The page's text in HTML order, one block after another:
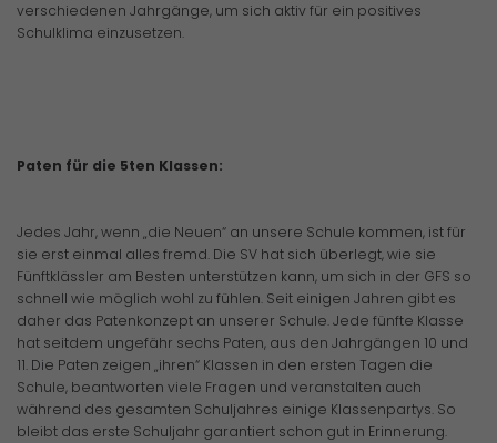
verschiedenen Jahrgänge, um sich aktiv für ein positives
Schulklima einzusetzen.
Paten für die 5ten Klassen:
Jedes Jahr, wenn „die Neuen“ an unsere Schule kommen, ist für
sie erst einmal alles fremd. Die SV hat sich überlegt, wie sie
Fünftklässler am Besten unterstützen kann, um sich in der GFS so
schnell wie möglich wohl zu fühlen. Seit einigen Jahren gibt es
daher das Patenkonzept an unserer Schule. Jede fünfte Klasse
hat seitdem ungefähr sechs Paten, aus den Jahrgängen 10 und
11. Die Paten zeigen „ihren“ Klassen in den ersten Tagen die
Schule, beantworten viele Fragen und veranstalten auch
während des gesamten Schuljahres einige Klassenpartys. So
bleibt das erste Schuljahr garantiert schon gut in Erinnerung.